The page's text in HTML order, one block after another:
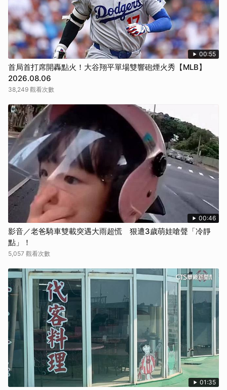
00:55
首局首打席開轟點火！大谷翔平單場雙響砲煙火秀【MLB】
2026.08.06
38,249 觀看次數
00:46
影音／老爸騎車雙載突遇大雨超慌 狠遭3歲萌娃嗆聲「冷靜
點」！
5,057 觀看次數
01:35